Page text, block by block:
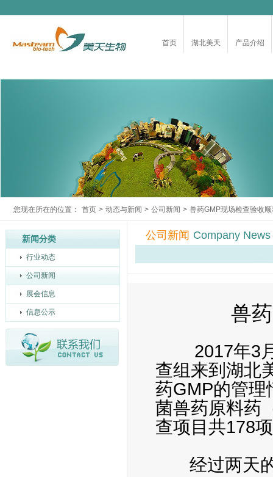
首页 湖北美天 产品介绍
您现在所在的位置： 首页 > 动态与新闻 > 公司新闻 > 兽药GMP现场检查验收
新闻分类
行业动态
公司新闻
展会信息
信息公示
公司新闻 Company News
兽
2017年3月
查组来到湖北
药GMP的管理
菌兽药原料药
查项目共178
经过两天的